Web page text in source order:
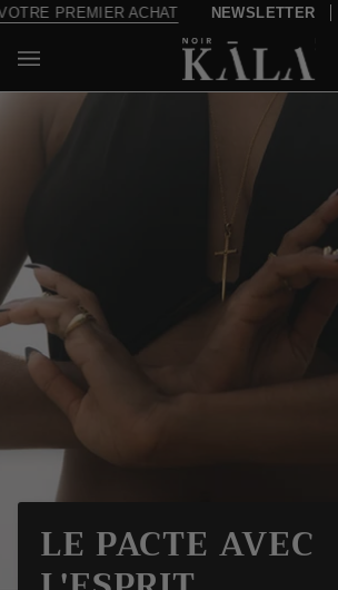
Passer
contenu
ACHAT NEWSLETTER 10 %
LE PACTE AVEC